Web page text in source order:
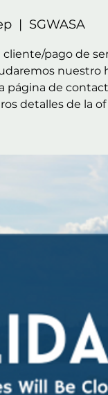
  |
SGWASA
cliente/pago de
nuestro
página de
detalles de la